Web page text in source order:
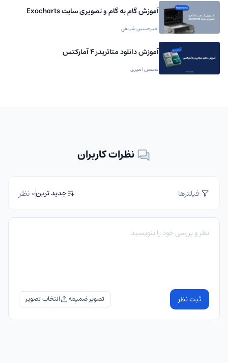
آموزش گام به گام و تصویری سایت Exocharts
امیرحسین شریفی
آموزش دانلود متاتریدر 4 آمارکتس
محسن امیری
نظرات کاربران
فیلترها جدید ترین0 نظر
ثبت نظر تصویر ضمیمه